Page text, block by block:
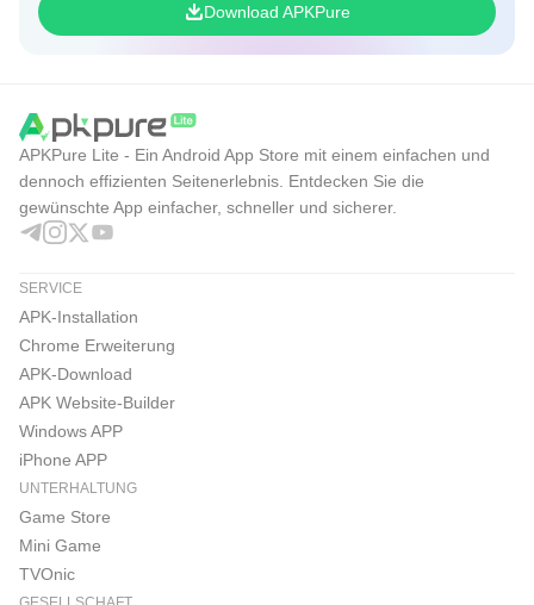
Download APKPure
APKPure Lite - Ein Android App Store mit einem einfachen und
dennoch effizienten Seitenerlebnis. Entdecken Sie die
gewünschte App einfacher, schneller und sicherer.
SERVICE
APK-Installation
Chrome Erweiterung
APK-Download
APK Website-Builder
Windows APP
iPhone APP
UNTERHALTUNG
Game Store
Mini Game
TVOnic